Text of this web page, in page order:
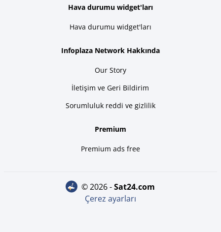
Hava durumu widget'ları
Hava durumu widget'ları
Infoplaza Network Hakkında
Our Story
İletişim ve Geri Bildirim
Sorumluluk reddi ve gizlilik
Premium
Premium ads free
© 2026 - sat24.com
Çerez ayarları